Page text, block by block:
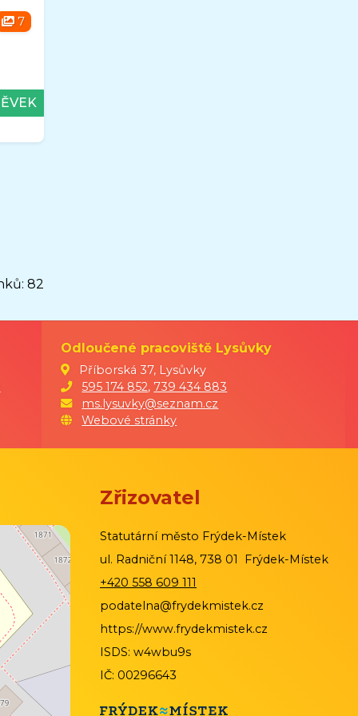
7
82
Odloučené pracoviště Lysůvky
Příborská 37, Lysůvky
595 174 852, 739 434 883
ms.lysuvky@seznam.cz
Webové stránky
Zřizovatel
Statutární město Frýdek-Místek
ul. Radniční 1148, 738 01 Frýdek-Místek
+420 558 609 111
podatelna@frydekmistek.cz
https://www.frydekmistek.cz
ISDS: w4wbu9s
IČ: 00296643